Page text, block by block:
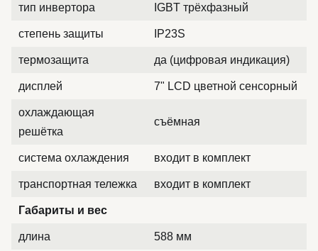
тип инвертора IGBT трёхфазный
степень защиты IP23S
термозащита да (цифровая индикация)
дисплей 7" LCD цветной сенсорный
охлаждающая
решётка
съёмная
система охлаждения входит в комплект
транспортная тележка входит в комплект
Габариты и вес
длина 588 мм